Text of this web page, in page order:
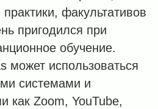
факультативов
пригодился при
обучение.
может использоваться
системами и
как Zoom, YouTube,